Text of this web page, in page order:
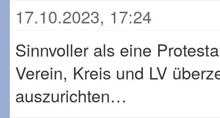
17.10.2023, 17:24
Sinnvoller als eine
Verein, Kreis und LV
auszurichten…